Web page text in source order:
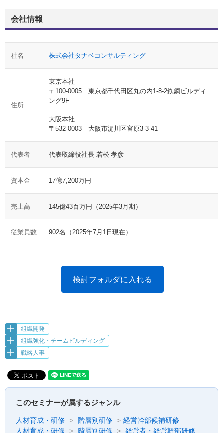
会社情報
社名 株式会社タナベコンサルティング
住所
東京本社
〒100-0005 東京都千代田区丸の内1-8-2鉃鋼ビルディ
ング9F
大阪本社
〒532-0003 大阪市淀川区宮原3-3-41
代表者 代表取締役社長 若松 孝彦
資本金 17億7,200万円
売上高 145億43百万円（2025年3月期）
従業員数 902名（2025年7月1日現在）
検討フォルダに入れる
組織開発
組織強化・チームビルディング
戦略人事
このセミナーが属するジャンル
人材育成・研修 階層別研修
経営幹部候補研修
人材育成・研修
階層別研修 経営者・経営幹部研修